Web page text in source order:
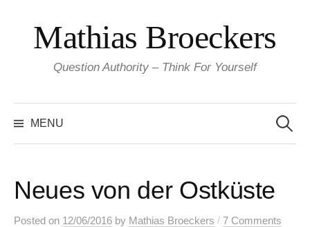
content
Mathias Broeckers
Question Authority – Think For Yourself
MENU
for:
Neues von der Ostküste
Posted on 12/06/2016 by Mathias Broeckers / 7 Comments